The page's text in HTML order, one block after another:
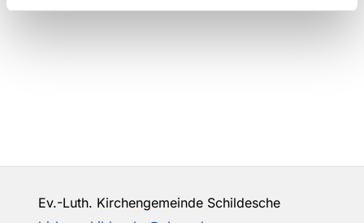
Ev.-Luth. Kirchengemeinde Schildesche